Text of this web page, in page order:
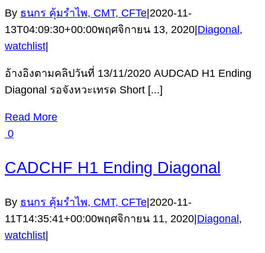
By ธนกร คุ้มรำไพ, CMT, CFTe 2020-11-
13T04:09:30+00:00พฤศจิกายน 13, 2020 Diagonal ,
watchlist
อ้างอิงตามคลิปวันที่ 13/11/2020 AUDCAD H1 Ending
Diagonal รอจังหวะเทรด Short [...]
Read More
0
CADCHF H1 Ending Diagonal
By ธนกร คุ้มรำไพ, CMT, CFTe 2020-11-
11T14:35:41+00:00พฤศจิกายน 11, 2020 Diagonal ,
watchlist